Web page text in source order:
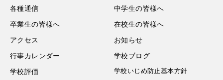
各種通信
中学生の皆様へ
卒業生の皆様へ
在校生の皆様へ
アクセス
お知らせ
行事カレンダー
学校ブログ
学校評価
学校いじめ防止基本方針